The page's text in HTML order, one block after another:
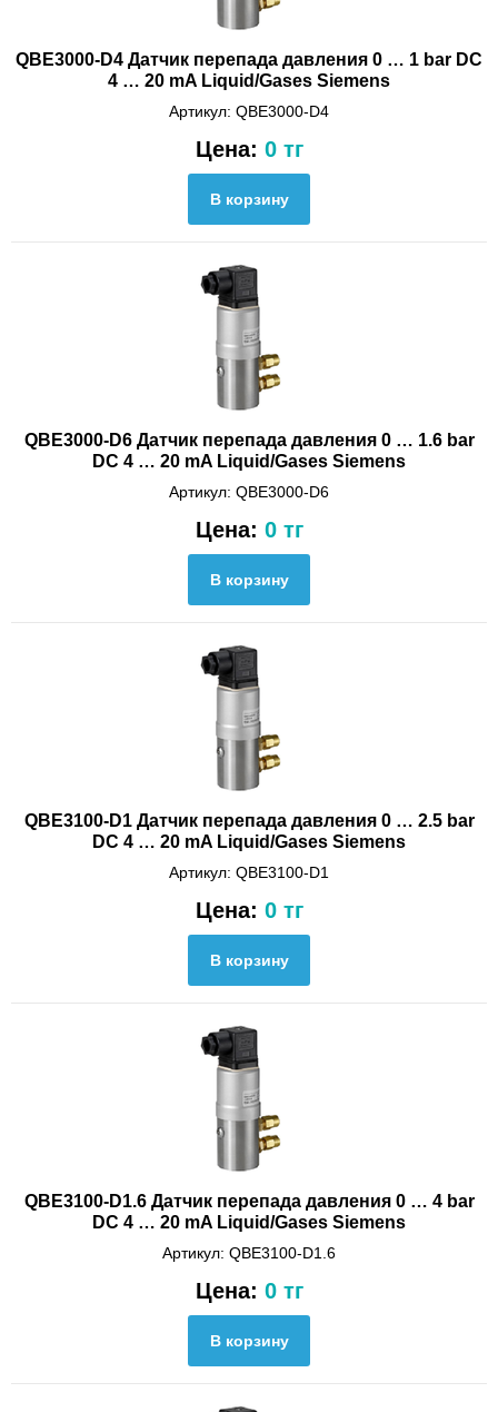
QBE3000-D4 Датчик перепада давления 0 … 1 bar DC
4 … 20 mA Liquid/Gases Siemens
Артикул: QBE3000-D4
Цена: 0 тг
QBE3000-D6 Датчик перепада давления 0 … 1.6 bar
DC 4 … 20 mA Liquid/Gases Siemens
Артикул: QBE3000-D6
Цена: 0 тг
QBE3100-D1 Датчик перепада давления 0 … 2.5 bar
DC 4 … 20 mA Liquid/Gases Siemens
Артикул: QBE3100-D1
Цена: 0 тг
QBE3100-D1.6 Датчик перепада давления 0 … 4 bar
DC 4 … 20 mA Liquid/Gases Siemens
Артикул: QBE3100-D1.6
Цена: 0 тг